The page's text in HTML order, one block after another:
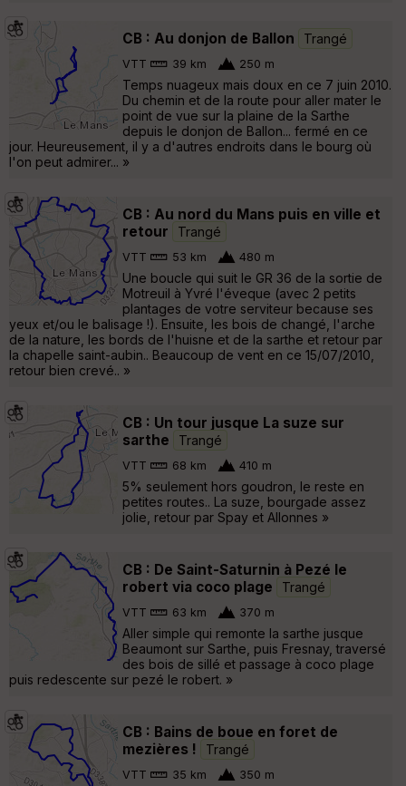
CB : Au donjon de Ballon Trangé
VTT 39 km 250 m
Temps nuageux mais doux en ce 7 juin 2010.
Du chemin et de la route pour aller mater le
point de vue sur la plaine de la Sarthe
depuis le donjon de Ballon... fermé en ce
jour. Heureusement, il y a d'autres endroits dans le bourg où
l'on peut admirer... »
CB : Au nord du Mans puis en ville et
retour
Trangé
VTT 53 km 480 m
Une boucle qui suit le GR 36 de la sortie de
Motreuil à Yvré l'éveque (avec 2 petits
plantages de votre serviteur because ses
yeux et/ou le balisage !). Ensuite, les bois de changé, l'arche
de la nature, les bords de l'huisne et de la sarthe et retour par
la chapelle saint-aubin.. Beaucoup de vent en ce 15/07/2010,
retour bien crevé.. »
CB : Un tour jusque La suze sur
sarthe
Trangé
VTT 68 km 410 m
5% seulement hors goudron, le reste en
petites routes.. La suze, bourgade assez
jolie, retour par Spay et Allonnes »
CB : De Saint-Saturnin à Pezé le
robert via coco plage
Trangé
VTT 63 km 370 m
Aller simple qui remonte la sarthe jusque
Beaumont sur Sarthe, puis Fresnay, traversé
des bois de sillé et passage à coco plage
puis redescente sur pezé le robert. »
CB : Bains de boue en foret de
mezières !
Trangé
VTT 35 km 350 m